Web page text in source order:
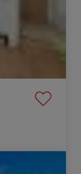
m²